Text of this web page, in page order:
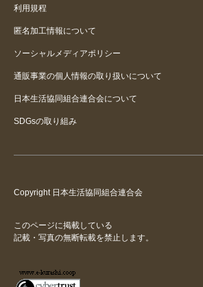
利用規程
匿名加工情報について
ソーシャルメディアポリシー
通販事業の個人情報の取り扱いについて
日本生活協同組合連合会について
SDGsの取り組み
Copyright 日本生活協同組合連合会
このページに掲載している
記載・写真の無断転載を禁止します。